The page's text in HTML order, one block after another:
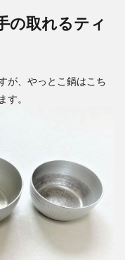
の取れるティ
が、やっとこ鍋はこち
す。